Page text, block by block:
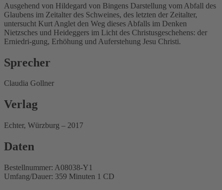
Ausgehend von Hildegard von Bingens Darstellung vom Abfall des
Glaubens im Zeitalter des Schweines, des letzten der Zeitalter,
untersucht Kurt Anglet den Weg dieses Abfalls im Denken
Nietzsches und Heideggers im Licht des Christusgeschehens: der
Erniedri-gung, Erhöhung und Auferstehung Jesu Christi.
Sprecher
Claudia Gollner
Verlag
Echter, Würzburg – 2017
Daten
Bestellnummer: A08038-Y1
Umfang/Dauer: 359 Minuten 1 CD